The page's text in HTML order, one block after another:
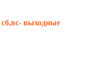
сб,вс- выходные